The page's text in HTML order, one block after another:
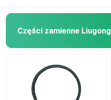
Części zamienne Liugong